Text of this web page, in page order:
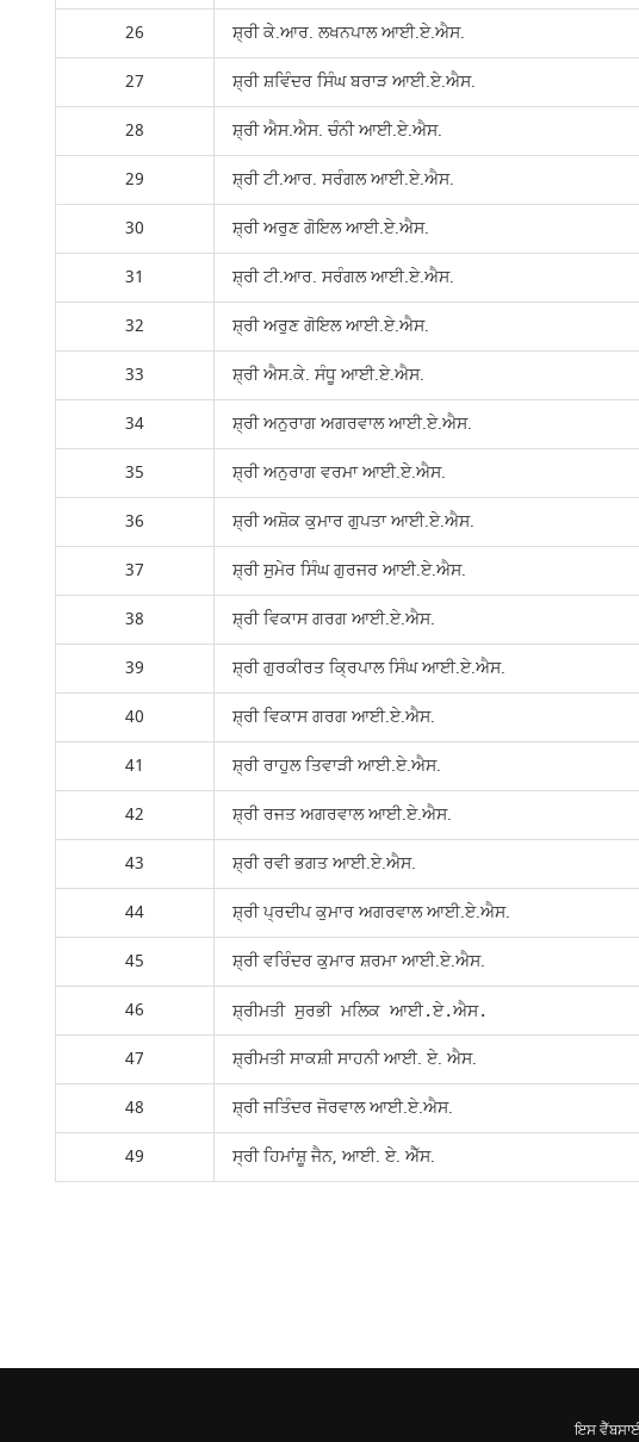
26
ਸ਼੍ਰੀ ਕੇ.ਆਰ. ਲਖਨਪਾਲ ਆਈ.ਏ.ਐਸ.
27
ਸ਼੍ਰੀ ਸ਼ਵਿੰਦਰ ਸਿੰਘ ਬਰਾੜ ਆਈ.ਏ.ਐਸ.
28
ਸ਼੍ਰੀ ਐਸ.ਐਸ. ਚੰਨੀ ਆਈ.ਏ.ਐਸ.
29
ਸ਼੍ਰੀ ਟੀ.ਆਰ. ਸਰੰਗਲ ਆਈ.ਏ.ਐਸ.
30
ਸ਼੍ਰੀ ਅਰੁਣ ਗੋਇਲ ਆਈ.ਏ.ਐਸ.
31
ਸ਼੍ਰੀ ਟੀ.ਆਰ. ਸਰੰਗਲ ਆਈ.ਏ.ਐਸ.
32
ਸ਼੍ਰੀ ਅਰੁਣ ਗੋਇਲ ਆਈ.ਏ.ਐਸ.
33
ਸ਼੍ਰੀ ਐਸ.ਕੇ. ਸੰਧੂ ਆਈ.ਏ.ਐਸ.
34
ਸ਼੍ਰੀ ਅਨੁਰਾਗ ਅਗਰਵਾਲ ਆਈ.ਏ.ਐਸ.
35
ਸ਼੍ਰੀ ਅਨੁਰਾਗ ਵਰਮਾ ਆਈ.ਏ.ਐਸ.
36
ਸ਼੍ਰੀ ਅਸ਼ੋਕ ਕੁਮਾਰ ਗੁਪਤਾ ਆਈ.ਏ.ਐਸ.
37
ਸ਼੍ਰੀ ਸੁਮੇਰ ਸਿੰਘ ਗੁਰਜਰ ਆਈ.ਏ.ਐਸ.
38
ਸ਼੍ਰੀ ਵਿਕਾਸ ਗਰਗ ਆਈ.ਏ.ਐਸ.
39
ਸ਼੍ਰੀ ਗੁਰਕੀਰਤ ਕ੍ਰਿਪਾਲ ਸਿੰਘ ਆਈ.ਏ.ਐਸ.
40
ਸ਼੍ਰੀ ਵਿਕਾਸ ਗਰਗ ਆਈ.ਏ.ਐਸ.
41
ਸ਼੍ਰੀ ਰਾਹੁਲ ਤਿਵਾੜੀ ਆਈ.ਏ.ਐਸ.
42
ਸ਼੍ਰੀ ਰਜਤ ਅਗਰਵਾਲ ਆਈ.ਏ.ਐਸ.
43
ਸ਼੍ਰੀ ਰਵੀ ਭਗਤ ਆਈ.ਏ.ਐਸ.
44
ਸ਼੍ਰੀ ਪ੍ਰਦੀਪ ਕੁਮਾਰ ਅਗਰਵਾਲ ਆਈ.ਏ.ਐਸ.
45
ਸ਼੍ਰੀ ਵਰਿੰਦਰ ਕੁਮਾਰ ਸ਼ਰਮਾ ਆਈ.ਏ.ਐਸ.
46
ਸ਼੍ਰੀਮਤੀ ਸੁਰਭੀ ਮਲਿਕ ਆਈ.ਏ.ਐਸ.
47
ਸ਼੍ਰੀਮਤੀ ਸਾਕਸ਼ੀ ਸਾਹਨੀ ਆਈ. ਏ. ਐਸ.
48
ਸ਼੍ਰੀ ਜਤਿੰਦਰ ਜੋਰਵਾਲ ਆਈ.ਏ.ਐਸ.
49
ਸ੍ਰੀ ਹਿਮਾਂਸ਼ੂ ਜੈਨ, ਆਈ. ਏ. ਐੱਸ.
ਇਸ